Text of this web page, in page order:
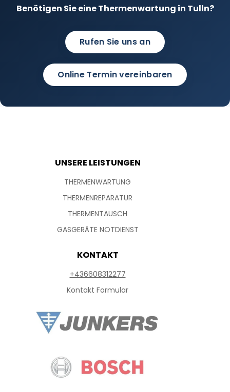
Benötigen Sie eine Thermenwartung in Tulln?
Rufen Sie uns an
Online Termin vereinbaren
UNSERE LEISTUNGEN
THERMENWARTUNG
THERMENREPARATUR
THERMENTAUSCH
GASGERÄTE NOTDIENST
KONTAKT
+436608312277
Kontakt Formular